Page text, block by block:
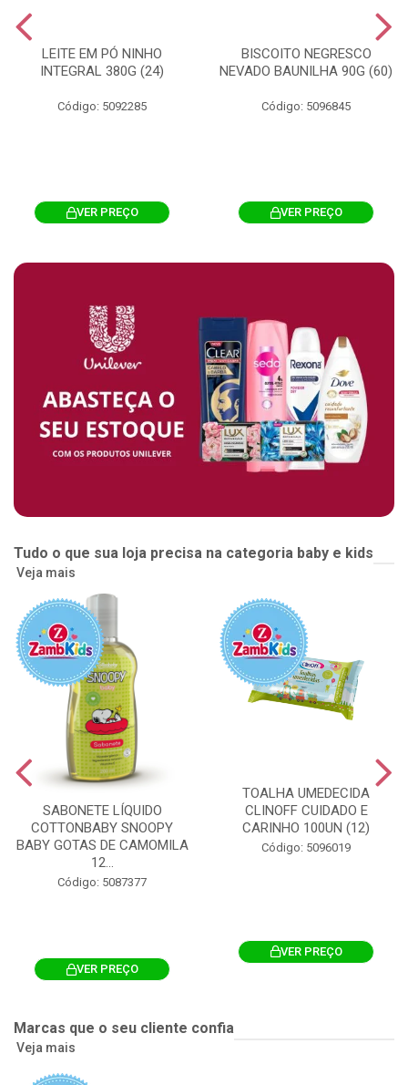
LEITE EM PÓ NINHO
INTEGRAL 380G (24)
Código: 5092285
VER PREÇO
BISCOITO NEGRESCO
NEVADO BAUNILHA 90G (60)
Código: 5096845
VER PREÇO
Tudo o que sua loja precisa na categoria baby e kids
Veja mais
SABONETE LÍQUIDO
COTTONBABY SNOOPY
BABY GOTAS DE CAMOMILA
12...
Código: 5087377
VER PREÇO
TOALHA UMEDECIDA
CLINOFF CUIDADO E
CARINHO 100UN (12)
Código: 5096019
VER PREÇO
Marcas que o seu cliente confia
Veja mais